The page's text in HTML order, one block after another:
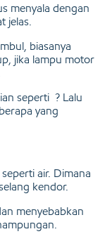
menyala dengan
jelas.
biasanya
jika lampu motor
seperti ? Lalu
yang
air. Dimana
kendor.
menyebabkan